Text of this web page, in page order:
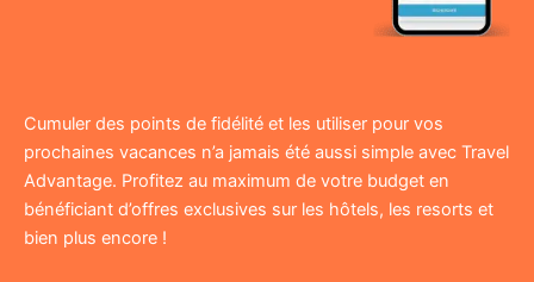
Cumuler des points de fidélité et les utiliser pour vos
prochaines vacances n’a jamais été aussi simple avec Travel
Advantage. Profitez au maximum de votre budget en
bénéficiant d’offres exclusives sur les hôtels, les resorts et
bien plus encore !